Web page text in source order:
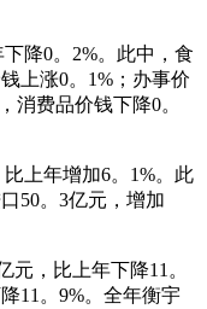
降0。2%。此中，食
上涨0。1%；办事价
消费品价钱下降0。
上年增加6。1%。此
50。3亿元，增加
，比上年下降11。
11。9%。全年衡宇